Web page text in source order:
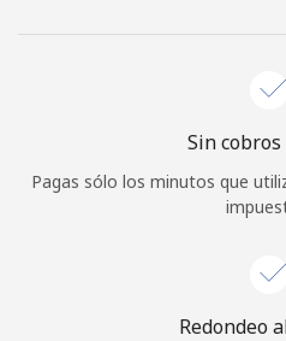
Iniciar
Sin
Pagas sólo los minutos que
Redondeo